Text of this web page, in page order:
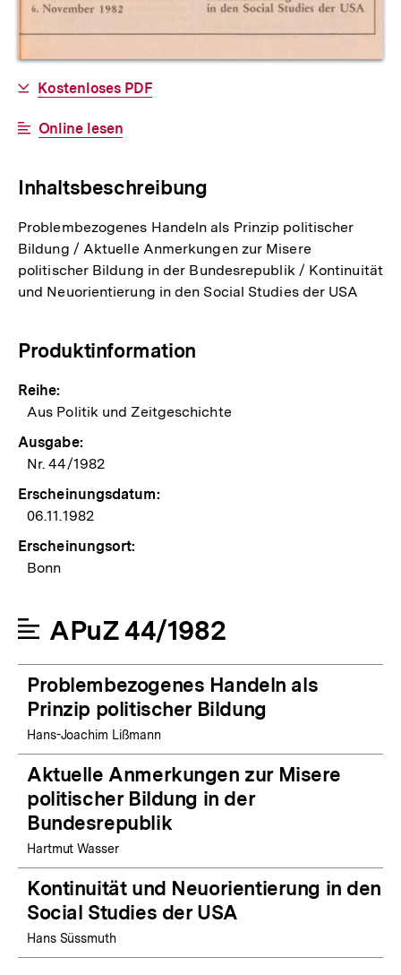
Allgemeine
Informationen
Download-
Kostenloses PDF
Interner
Online lesen
Inhaltsbeschreibung
Problembezogenes Handeln als Prinzip politischer
Bildung / Aktuelle Anmerkungen zur Misere
politischer Bildung in der Bundesrepublik / Kontinuität
und Neuorientierung in den Social Studies der USA
Produktinformation
Reihe:
Aus Politik und Zeitgeschichte
Ausgabe:
Nr. 44/1982
Erscheinungsdatum:
06.11.1982
Erscheinungsort:
Bonn
APuZ 44/1982
Problembezogenes Handeln als
Prinzip politischer Bildung
Hans-Joachim Lißmann
Aktuelle Anmerkungen zur Misere
politischer Bildung in der
Bundesrepublik
Hartmut Wasser
Kontinuität und Neuorientierung in den
Social Studies der USA
Hans Süssmuth